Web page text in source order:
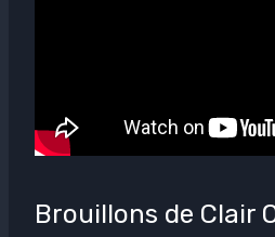
Brouillons de Clair